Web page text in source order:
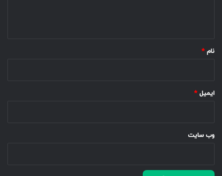
نام *
ایمیل *
وب‌ سایت